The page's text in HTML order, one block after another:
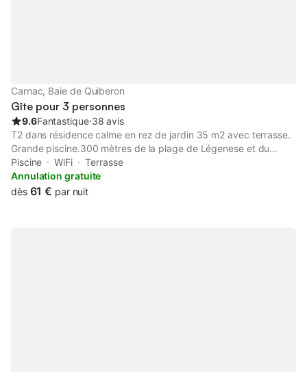
Carnac, Baie de Quiberon
Gîte pour 3 personnes
9.6Fantastique⋅38 avis
T2 dans résidence calme en rez de jardin 35 m2 avec terrasse.
Grande piscine.300 mètres de la plage de Légenese et du
centre nautique,100 mètres de la talassotherapie et 700 mètres
des commerces( nombreux
restaurants,glaciers,alimentations,cinéma,jeux) Grand marché 2
Piscine WiFi
Terrasse
Annulation gratuite
dès 61 € par nuit